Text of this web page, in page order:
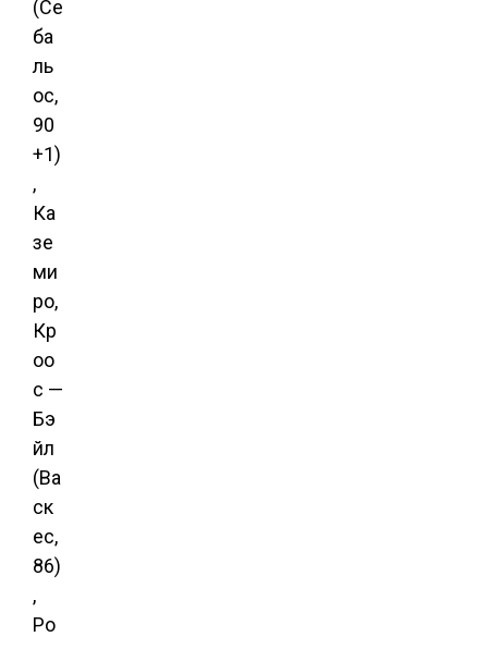
(Се
ба
ль
ос,
90
+1)
,
Ка
зе
ми
ро,
Кр
оо
с —
Бэ
йл
(Ва
ск
ес,
86)
,
Ро